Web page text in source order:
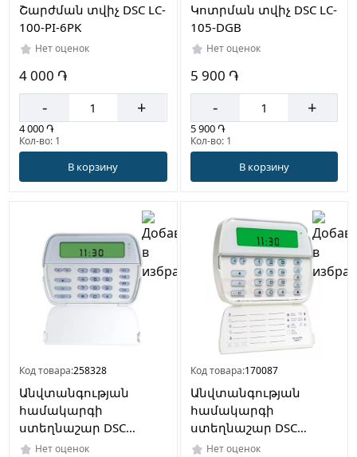
Շարժման տվիչ DSC LC-
100-PI-6PK
Нет оценок
4 000 ֏
- +
4 000 ֏
Кол-во: 1
В корзину
Կոտրման տվիչ DSC LC-
105-DGB
Нет оценок
5 900 ֏
- +
5 900 ֏
Кол-во: 1
В корзину
Код товара:258328
Անվտանգության
համակարգի
ստեղնաշար DSC
PTK5507WEE2
Нет оценок
Код товара:170087
Անվտանգության
համակարգի
ստեղնաշար DSC
PK5501E1
Нет оценок